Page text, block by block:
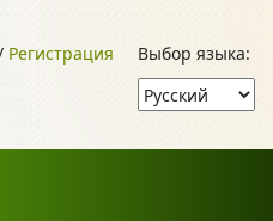
Выбор языка:
Регистрация